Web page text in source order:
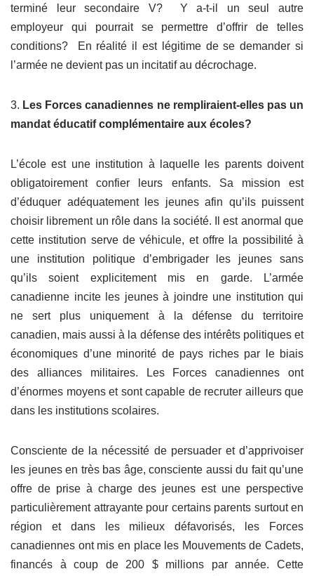
terminé leur secondaire V? Y a-t-il un seul autre
employeur qui pourrait se permettre d’offrir de telles
conditions? En réalité il est légitime de se demander si
l’armée ne devient pas un incitatif au décrochage.
3. Les Forces canadiennes ne rempliraient-elles pas un
mandat éducatif complémentaire aux écoles?
L’école est une institution à laquelle les parents doivent
obligatoirement confier leurs enfants. Sa mission est
d’éduquer adéquatement les jeunes afin qu’ils puissent
choisir librement un rôle dans la société. Il est anormal que
cette institution serve de véhicule, et offre la possibilité à
une institution politique d’embrigader les jeunes sans
qu’ils soient explicitement mis en garde. L’armée
canadienne incite les jeunes à joindre une institution qui
ne sert plus uniquement à la défense du territoire
canadien, mais aussi à la défense des intérêts politiques et
économiques d’une minorité de pays riches par le biais
des alliances militaires. Les Forces canadiennes ont
d’énormes moyens et sont capable de recruter ailleurs que
dans les institutions scolaires.
Consciente de la nécessité de persuader et d’apprivoiser
les jeunes en très bas âge, consciente aussi du fait qu’une
offre de prise à charge des jeunes est une perspective
particulièrement attrayante pour certains parents surtout en
région et dans les milieux défavorisés, les Forces
canadiennes ont mis en place les Mouvements de Cadets,
financés à coup de 200 $ millions par année. Cette